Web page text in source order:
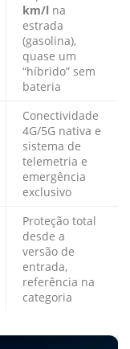
km/l na
estrada
(gasolina),
quase um
“híbrido” sem
bateria
Conectividade
4G/5G nativa e
sistema de
telemetria e
emergência
exclusivo
Proteção total
desde a
versão de
entrada,
referência na
categoria